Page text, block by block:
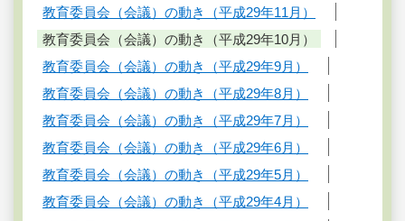
教育委員会（会議）の動き（平成29年11月）
教育委員会（会議）の動き（平成29年10月）
教育委員会（会議）の動き（平成29年9月）
教育委員会（会議）の動き（平成29年8月）
教育委員会（会議）の動き（平成29年7月）
教育委員会（会議）の動き（平成29年6月）
教育委員会（会議）の動き（平成29年5月）
教育委員会（会議）の動き（平成29年4月）